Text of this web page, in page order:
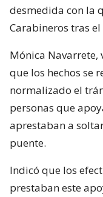
desmedida con la
Carabineros tras
Mónica Navarrete,
que los hechos se
normalizado el
personas que
aprestaban a
puente.
Indicó que los
prestaban este